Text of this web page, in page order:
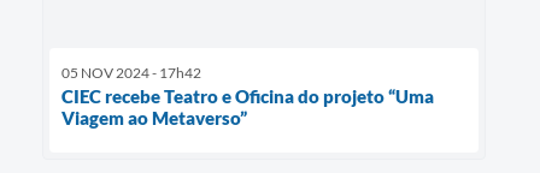
05 NOV 2024 - 17h42
CIEC recebe Teatro e Oficina do projeto “Uma
Viagem ao Metaverso”